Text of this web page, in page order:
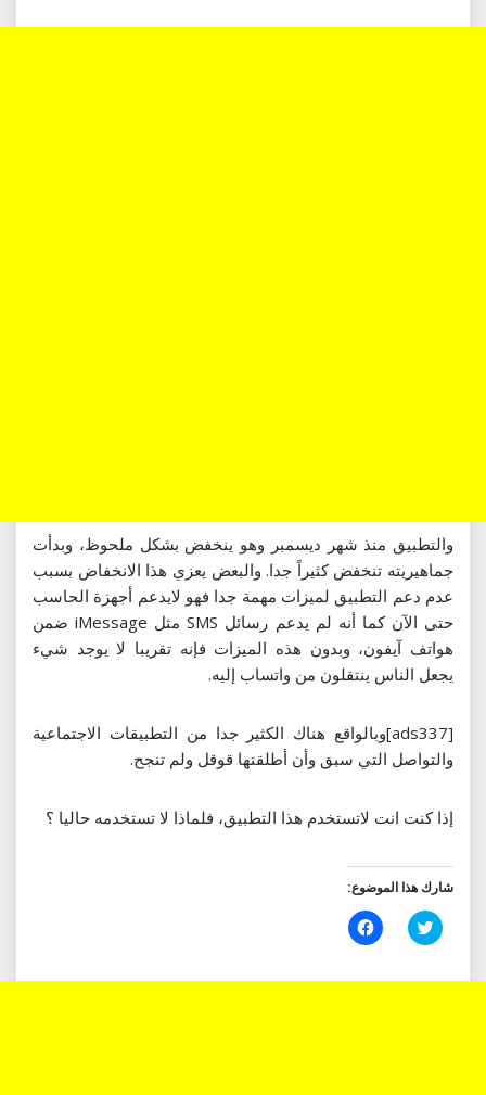
والتطبيق منذ شهر ديسمبر وهو ينخفض بشكل ملحوظ، وبدأت
جماهيريته تنخفض كثيراً جدا. والبعض يعزي هذا الانخفاض بسبب
عدم دعم التطبيق لميزات مهمة جدا فهو لايدعم أجهزة الحاسب
حتى الآن كما أنه لم يدعم رسائل SMS مثل iMessage ضمن
هواتف آيفون، وبدون هذه الميزات فإنه تقريبا لا يوجد شيء
يجعل الناس ينتقلون من واتساب إليه.
[ads337]وبالواقع هناك الكثير جدا من التطبيقات الاجتماعية
والتواصل التي سبق وأن أطلقتها قوقل ولم تنجح.
إذا كنت انت لاتستخدم هذا التطبيق، فلماذا لا تستخدمه حاليا ؟
شارك هذا الموضوع:
اضغط
للمشاركة
(فتح
انقر
للمشاركة
(فتح